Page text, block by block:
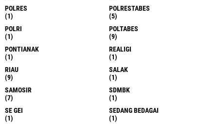
POLRES
(1)
POLRESTABES
(5)
POLRI
(1)
POLTABES
(9)
PONTIANAK
(1)
REALIGI
(1)
RIAU
(9)
SALAK
(1)
SAMOSIR
(7)
SDMBK
(1)
SE GEI
(1)
SEDANG BEDAGAI
(1)